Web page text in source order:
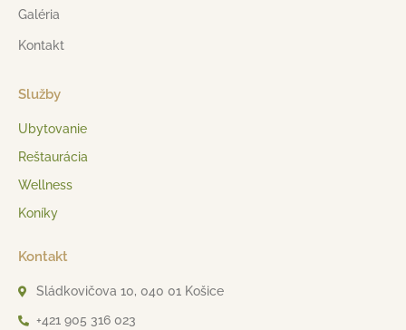
Galéria
Kontakt
Služby
Ubytovanie
Reštaurácia
Wellness
Koníky
Kontakt
Sládkovičova 10, 040 01 Košice
+421 905 316 023